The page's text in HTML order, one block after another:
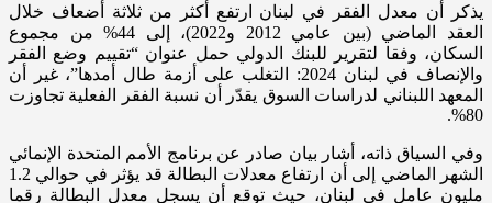
يذكر أن معدل الفقر في لبنان ارتفع أكثر من ثلاثة أضعاف خلال
العقد الماضي (بين عامي 2012 و2022)، إلى 44% من مجموع
السكان، وفقا لتقرير للبنك الدولي حمل عنوان “تقييم وضع الفقر
والإنصاف في لبنان 2024: التغلب على أزمة طال أمدها”، غير أن
المعهد اللبناني لدراسات السوق يقدّر أن نسبة الفقر الفعلية تجاوزت
80%.
وفي السياق ذاته، أشار بيان صادر عن برنامج الأمم المتحدة الإنمائي
الشهر الماضي إلى أن ارتفاع معدلات البطالة قد يؤثر في حوالي 1.2
مليون عامل في لبنان، حيث توقع أن يسجل معدل البطالة رقما